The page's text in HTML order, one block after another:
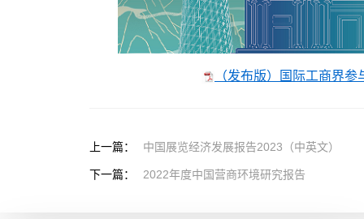
（发布版）国际工商界
上一篇： 中国展览经济发展报告2023（中英文）
下一篇： 2022年度中国营商环境研究报告